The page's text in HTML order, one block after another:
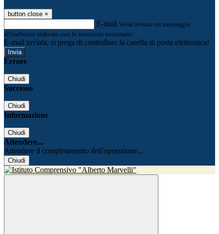
button close ×
E-mail Verrà inviato un messaggio
all'indirizzo indicato con le istruzioni necessarie.
E-mail inviata, si prega di controllare la casella di posta elettronica!
Errore
Chiudi
Successo
Chiudi
Informazione
Chiudi
Attendere...
Attendere il completamento dell'operazione...
Chiudi